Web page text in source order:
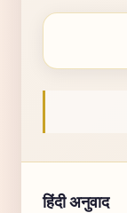
हिंदी अनुवाद